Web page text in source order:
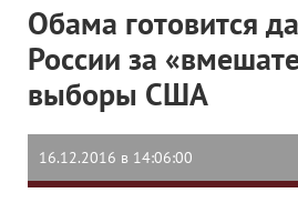
Обама готовится
России за
выборы США
16.12.2016 в 14:06:00